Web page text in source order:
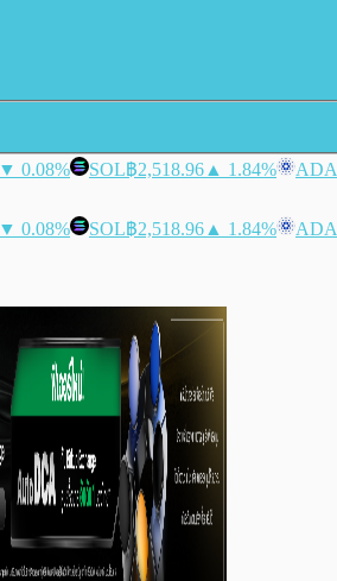
▼ 0.08% SOL฿2,518.96 ▲ 1.84% ADA
▼ 0.08% SOL฿2,518.96 ▲ 1.84% ADA